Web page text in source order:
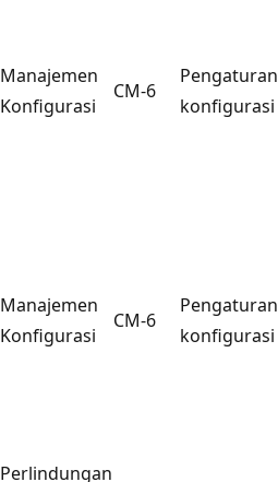
Manajemen
Konfigurasi
CM-6
Pengaturan
konfigurasi
Manajemen
Konfigurasi
CM-6
Pengaturan
konfigurasi
Perlindungan